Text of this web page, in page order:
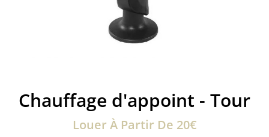
Chauffage d'appoint - Tour
Louer À Partir De 20€